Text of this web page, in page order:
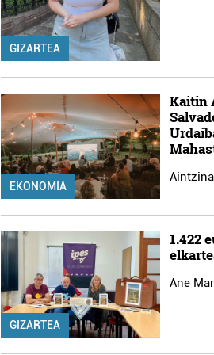
fitxategiak erabiltzen ditu. Zure
zerbitzuak hobetzeko asmoz,
baliatzen gara. Ohar hau onartuz
irakurri
GIZARTEA
EKONOMIA
Kaitin
GIZARTEA
1.422
Ane